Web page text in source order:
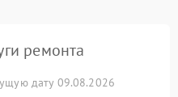
ремонта
дату 09.08.2026